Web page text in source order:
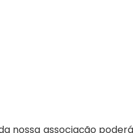
nossa associação